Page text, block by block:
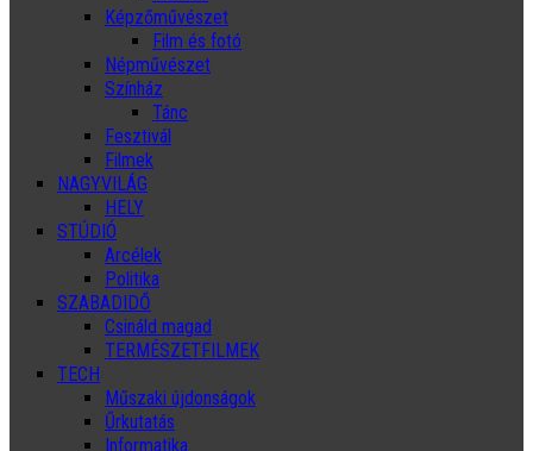
Képzőművészet
Film és fotó
Népművészet
Színház
Tánc
Fesztivál
Filmek
NAGYVILÁG
HELY
STÚDIÓ
Arcélek
Politika
SZABADIDŐ
Csináld magad
TERMÉSZETFILMEK
TECH
Műszaki újdonságok
Űrkutatás
Informatika